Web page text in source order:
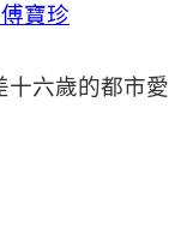
寶珍
十六歲的都市愛